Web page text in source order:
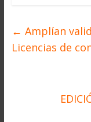
← Amplían
Licencias de